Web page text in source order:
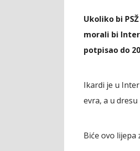
Ukoliko bi
morali bi
potpisao do
Ikardi je u
evra, a u
Biće ovo lijepa